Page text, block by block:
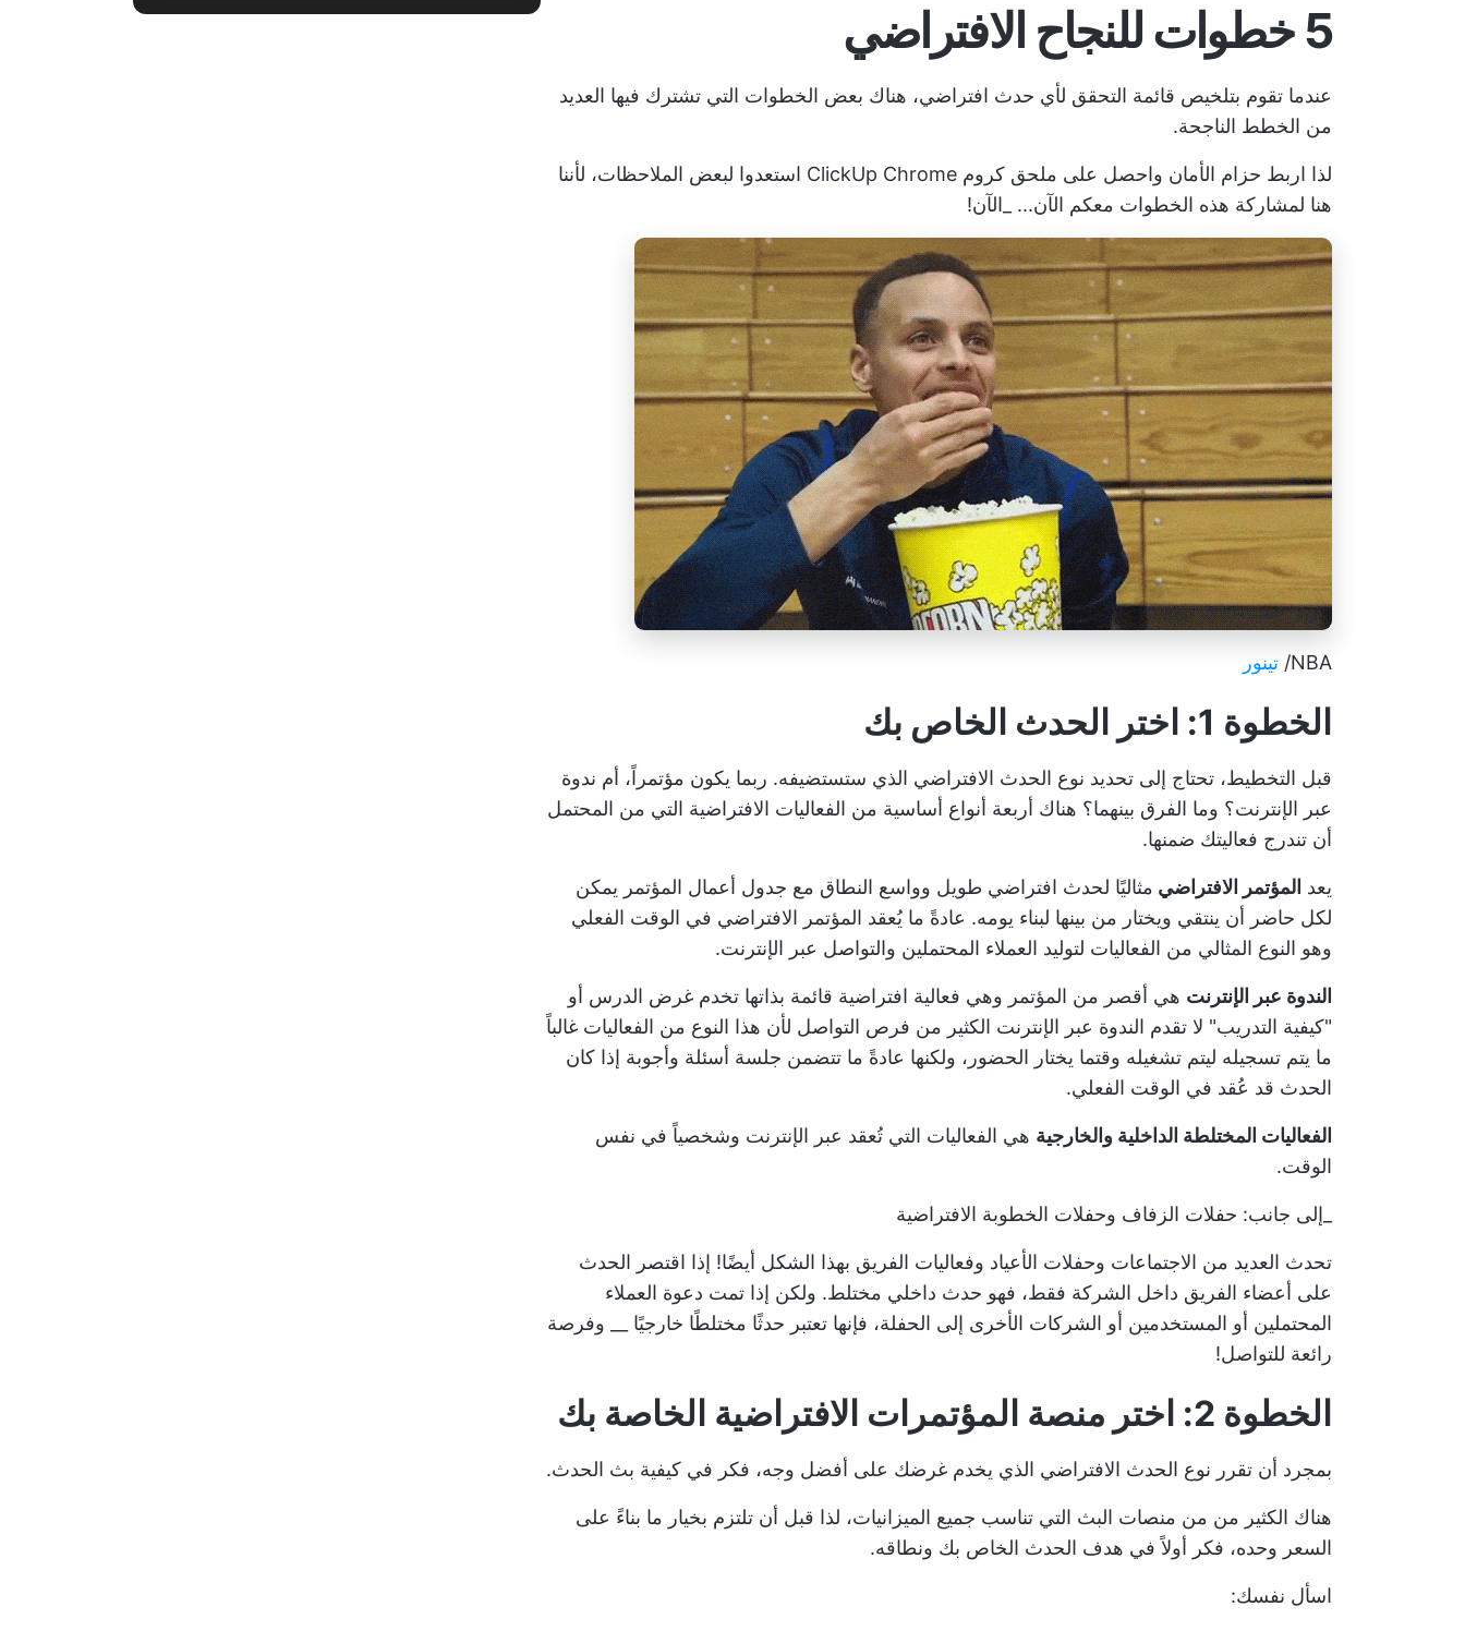
5 خطوات للنجاح الافتراضي
عندما تقوم بتلخيص قائمة التحقق لأي حدث افتراضي، هناك بعض الخطوات التي تشترك فيها العديد
من الخطط الناجحة.
لذا اربط حزام الأمان واحصل على ملحق كروم ClickUp Chrome
استعدوا لبعض الملاحظات، لأننا
هنا لمشاركة هذه الخطوات معكم الآن... _الآن!
NBA/ تينور
الخطوة 1: اختر الحدث الخاص بك
قبل التخطيط، تحتاج إلى تحديد نوع الحدث الافتراضي الذي ستستضيفه. ربما يكون مؤتمراً، أم ندوة
عبر الإنترنت؟ وما الفرق بينهما؟ هناك أربعة أنواع أساسية من الفعاليات الافتراضية التي من المحتمل
أن تندرج فعاليتك ضمنها.
يعد المؤتمر الافتراضي مثاليًا لحدث افتراضي طويل وواسع النطاق مع جدول أعمال المؤتمر يمكن
لكل حاضر أن ينتقي ويختار من بينها لبناء يومه. عادةً ما يُعقد المؤتمر الافتراضي في الوقت الفعلي
وهو النوع المثالي من الفعاليات لتوليد العملاء المحتملين والتواصل عبر الإنترنت.
الندوة عبر الإنترنت هي أقصر من المؤتمر وهي فعالية افتراضية قائمة بذاتها تخدم غرض الدرس أو
"كيفية التدريب" لا تقدم الندوة عبر الإنترنت الكثير من فرص التواصل لأن هذا النوع من الفعاليات غالباً
ما يتم تسجيله ليتم تشغيله وقتما يختار الحضور، ولكنها عادةً ما تتضمن جلسة أسئلة وأجوبة إذا كان
الحدث قد عُقد في الوقت الفعلي.
الفعاليات المختلطة الداخلية والخارجية هي الفعاليات التي تُعقد عبر الإنترنت وشخصياً في نفس
الوقت.
_إلى جانب: حفلات الزفاف وحفلات الخطوبة الافتراضية
تحدث العديد من الاجتماعات وحفلات الأعياد وفعاليات الفريق بهذا الشكل أيضًا! إذا اقتصر الحدث
على أعضاء الفريق داخل الشركة فقط، فهو حدث داخلي مختلط. ولكن إذا تمت دعوة العملاء
المحتملين أو المستخدمين أو الشركات الأخرى إلى الحفلة، فإنها تعتبر حدثًا مختلطًا خارجيًا __ وفرصة
رائعة للتواصل!
الخطوة 2: اختر منصة المؤتمرات الافتراضية الخاصة بك
بمجرد أن تقرر نوع الحدث الافتراضي الذي يخدم غرضك على أفضل وجه، فكر في كيفية بث الحدث.
هناك الكثير من من منصات البث التي تناسب جميع الميزانيات، لذا قبل أن تلتزم بخيار ما بناءً على
السعر وحده، فكر أولاً في هدف الحدث الخاص بك ونطاقه.
اسأل نفسك: